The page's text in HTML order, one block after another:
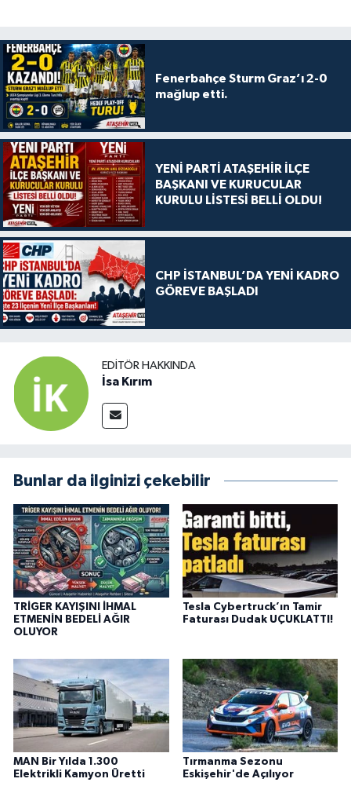
Fenerbahçe Sturm Graz’ı 2-0
mağlup etti.
YENİ PARTİ ATAŞEHİR İLÇE
BAŞKANI VE KURUCULAR
KURULU LİSTESİ BELLİ OLDU!
CHP İSTANBUL’DA YENİ KADRO
GÖREVE BAŞLADI
EDITÖR HAKKINDA
İsa Kırım
Bunlar da ilginizi çekebilir
TRİGER KAYIŞINI İHMAL
ETMENİN BEDELİ AĞIR
OLUYOR
Tesla Cybertruck’ın Tamir
Faturası Dudak UÇUKLATTI!
MAN Bir Yılda 1.300
Elektrikli Kamyon Üretti
Tırmanma Sezonu
Eskişehir'de Açılıyor